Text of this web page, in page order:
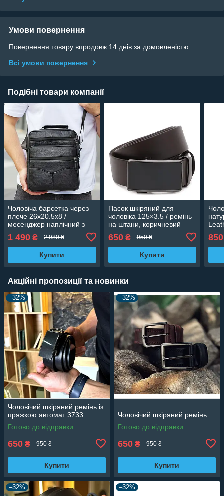
Умови повернення
Повернення товару впродовж 14 днів за домовленістю
Всі умови повернення
Подібні товари компанії
Чоловіча барсетка через
плече 26х20.5х8 /
месенджер наплічний з
натуральної шкіри, чорний
1 490 ₴ 2 980 ₴
Купити
Пасок шкіряний для
чоловіка 125×3.5 / ремінь
на штани, коричневий
650₴ 950 ₴
Купити
850
Акційні пропозиції та новинки
–32%
Чоловічий шкіряний ремінь із
пряжкою автомат 3733
Готово до відправки
650 ₴ 950 ₴
Купити
–32%
Чоловічий шкіряний ремінь
Готово до відправки
650 ₴ 950 ₴
Купити
–32% –32%